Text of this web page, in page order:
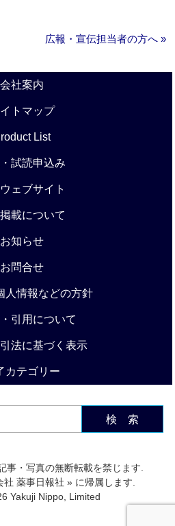
広報・宣伝担当者の方へ »
会社案内
トマップ
List
試読申込み
ェブサイト
載について
お知らせ
お問合せ
人情報などの方針
引用について
法に基づく表示
カテゴリー
検 索
事・写真の無断転載を禁じます.
社 薬事日報社 » に帰属します.
Yakuji Nippo, Limited